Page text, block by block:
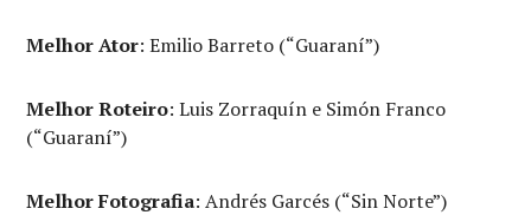
Melhor Ator: Emilio Barreto (“Guaraní”)
Melhor Roteiro: Luis Zorraquín e Simón Franco
(“Guaraní”)
Melhor Fotografia: Andrés Garcés (“Sin Norte”)